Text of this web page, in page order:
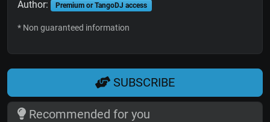
Author: Premium or TangoDJ access
* Non guaranteed information
SUBSCRIBE
Recommended for you